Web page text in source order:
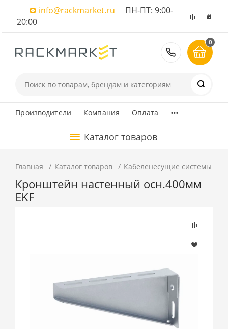
info@rackmarket.ru ПН-ПТ: 9:00-
20:00
8 (495)
0
Производители Компания Оплата ...
Каталог товаров
Главная Каталог товаров Кабеленесущие системы
Кронштейн настенный осн.400мм
EKF